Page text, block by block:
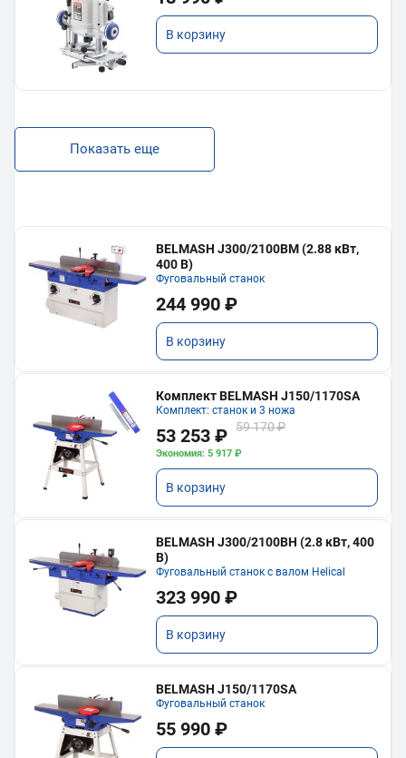
В корзину
Показать еще
BELMASH J300/2100ВМ (2.88 кВт,
400 В)
Фуговальный станок
244 990 ₽
В корзину
Комплект BELMASH J150/1170SA
Комплект: станок и 3 ножа
53 253 ₽ 59 170 ₽
Экономия: 5 917 ₽
В корзину
BELMASH J300/2100ВH (2.8 кВт, 400
В)
Фуговальный станок с валом Helical
323 990 ₽
В корзину
BELMASH J150/1170SA
Фуговальный станок
55 990 ₽